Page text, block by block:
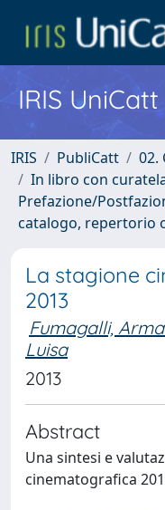
IRIS UniCatt
IRIS PubliCatt
02.
In libro con
Prefazione/
catalogo, repertorio
La stagione
2013
Fumagalli,
Luisa
2013
Abstract
Una sintesi e
cinematografica